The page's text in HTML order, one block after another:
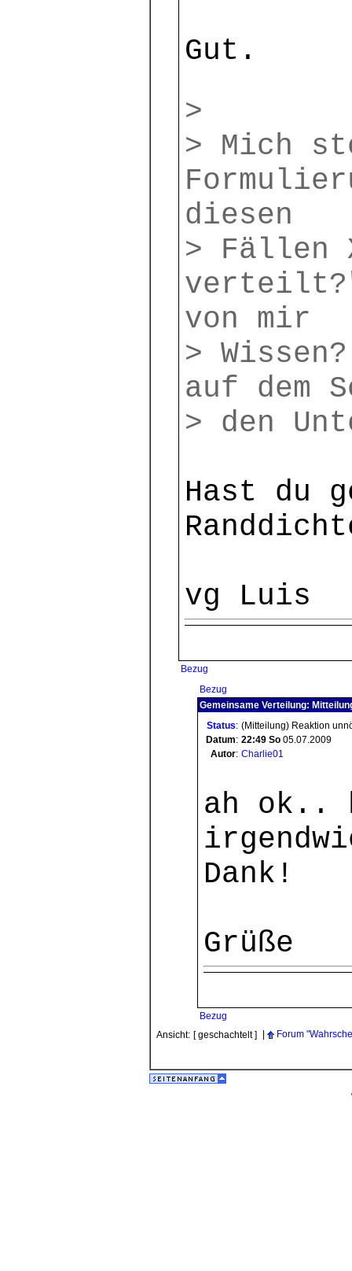
Gut.
>
> Mich
diesen
> Fällen
von mir
>
auf dem
> den
Hast du
vg Luis
Bezug
Bezug
Gemeinsame Verteilung:
Status: (Mitteilung) Reaktion
Datum: 22:49 So 05.07.2009
Autor: Charlie01
ah ok..
Dank!
Grüße
Bezug
Ansicht: [ geschachtelt ] Forum